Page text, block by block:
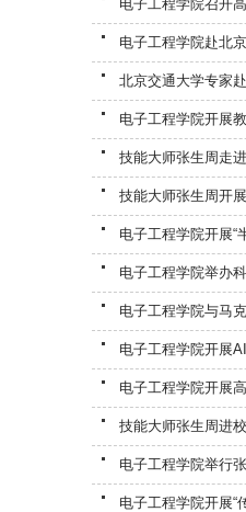
电子工程学院召开
电子工程学院赴北
北京交通大学专家
电子工程学院开展
技能大师张生周走
技能大师张生周开
电子工程学院开展“
电子工程学院举办
电子工程学院与马
电子工程学院开展
电子工程学院开展
技能大师张生周进
电子工程学院举行
电子工程学院开展“